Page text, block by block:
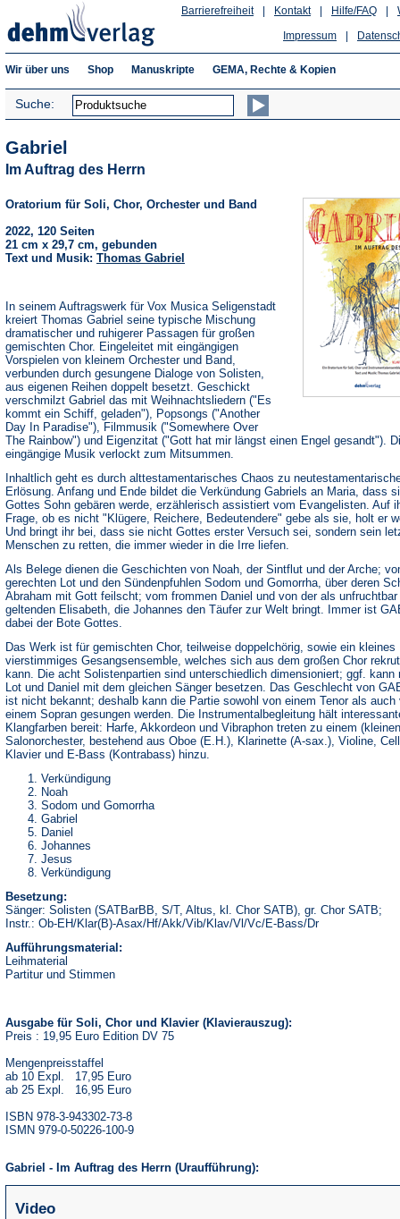
Hilfe/FAQ
Kontakt
Barrierefreiheit
Impressum
Wir über uns Shop Manuskripte GEMA, Rechte & Kopien
Suche:
Gabriel
Im Auftrag des Herrn
Oratorium für Soli, Chor, Orchester und Band
2022, 120 Seiten
21 cm x 29,7 cm, gebunden
Text und Musik: Thomas Gabriel
In seinem Auftragswerk für Vox Musica Seligenstadt
kreiert Thomas Gabriel seine typische Mischung
dramatischer und ruhigerer Passagen für großen
gemischten Chor. Eingeleitet mit eingängigen
Vorspielen von kleinem Orchester und Band,
verbunden durch gesungene Dialoge von Solisten,
aus eigenen Reihen doppelt besetzt. Geschickt
verschmilzt Gabriel das mit Weihnachtsliedern ("Es
kommt ein Schiff, geladen"), Popsongs ("Another
Day In Paradise"), Filmmusik ("Somewhere Over
The Rainbow") und Eigenzitat ("Gott hat mir längst einen Engel gesandt").
eingängige Musik verlockt zum Mitsummen.
Inhaltlich geht es durch alttestamentarisches Chaos zu
Erlösung. Anfang und Ende bildet die Verkündung Gabriels an Maria, dass
Gottes Sohn gebären werde, erzählerisch assistiert vom Evangelisten. Auf
Frage, ob es nicht "Klügere, Reichere, Bedeutendere" gebe als sie, holt er
Und bringt ihr bei, dass sie nicht Gottes erster Versuch sei, sondern sein
Menschen zu retten, die immer wieder in die Irre liefen.
Als Belege dienen die Geschichten von Noah, der Sintflut und der Arche;
gerechten Lot und den Sündenpfuhlen Sodom und Gomorrha, über deren
Abraham mit Gott feilscht; vom frommen Daniel und von der als unfruchtbar
geltenden Elisabeth, die Johannes den Täufer zur Welt bringt. Immer ist
dabei der Bote Gottes.
Das Werk ist für gemischten Chor, teilweise doppelchörig, sowie ein kleines
vierstimmiges Gesangsensemble, welches sich aus dem großen Chor
kann. Die acht Solistenpartien sind unterschiedlich dimensioniert; ggf. kann
Lot und Daniel mit dem gleichen Sänger besetzen. Das Geschlecht von
ist nicht bekannt; deshalb kann die Partie sowohl von einem Tenor als auch
einem Sopran gesungen werden. Die Instrumentalbegleitung hält
Klangfarben bereit: Harfe, Akkordeon und Vibraphon treten zu einem
Salonorchester, bestehend aus Oboe (E.H.), Klarinette (A-sax.), Violine,
Klavier und E-Bass (Kontrabass) hinzu.
Verkündigung
Noah
Sodom und Gomorrha
Gabriel
Daniel
Johannes
Jesus
Verkündigung
Besetzung:
Sänger: Solisten (SATBarBB, S/T, Altus, kl. Chor SATB), gr. Chor SATB;
Instr.: Ob-EH/Klar(B)-Asax/Hf/Akk/Vib/Klav/Vl/Vc/E-Bass/Dr
Aufführungsmaterial:
Leihmaterial
Partitur und Stimmen
Ausgabe für Soli, Chor und Klavier (Klavierauszug):
Preis : 19,95 Euro Edition DV 75
Mengenpreisstaffel
ab 10 Expl. 17,95 Euro
ab 25 Expl. 16,95 Euro
ISBN 978-3-943302-73-8
ISMN 979-0-50226-100-9
Gabriel - Im Auftrag des Herrn (Uraufführung):
Video